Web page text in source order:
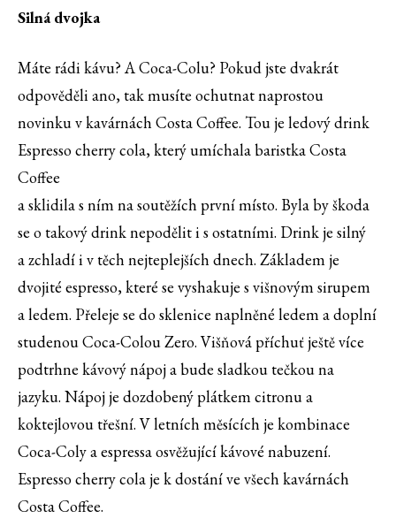
Silná dvojka
Máte rádi kávu? A Coca-Colu? Pokud jste dvakrát
odpověděli ano, tak musíte ochutnat naprostou
novinku v kavárnách Costa Coffee. Tou je ledový drink
Espresso cherry cola, který umíchala baristka Costa
Coffee
a sklidila s ním na soutěžích první místo. Byla by škoda
se o takový drink nepodělit i s ostatními. Drink je silný
a zchladí i v těch nejteplejších dnech. Základem je
dvojité espresso, které se vyshakuje s višnovým sirupem
a ledem. Přeleje se do sklenice naplněné ledem a doplní
studenou Coca-Colou Zero. Višňová příchuť ještě více
podtrhne kávový nápoj a bude sladkou tečkou na
jazyku. Nápoj je dozdobený plátkem citronu a
koktejlovou třešní. V letních měsících je kombinace
Coca-Coly a espressa osvěžující kávové nabuzení.
Espresso cherry cola je k dostání ve všech kavárnách
Costa Coffee.